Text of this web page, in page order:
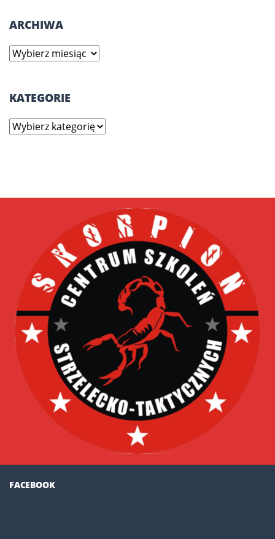
ARCHIWA
Archiwa
KATEGORIE
Kategorie
FACEBOOK